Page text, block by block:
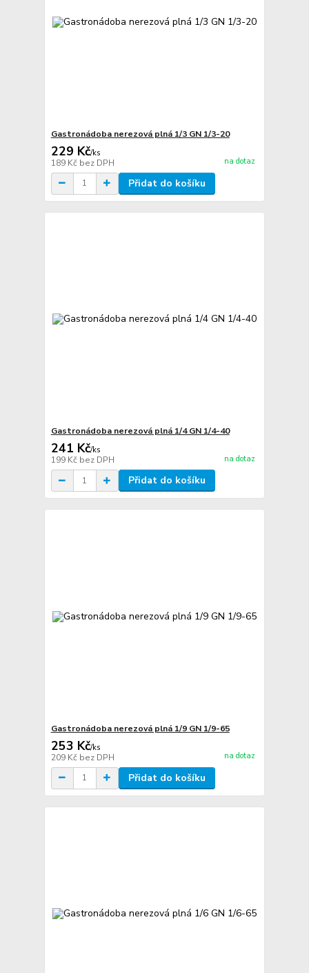
Gastronádoba nerezová plná 1/3 GN 1/3-20
229 Kč/ks
189 Kč bez DPH na dotaz
Přidat do košíku
Gastronádoba nerezová plná 1/4 GN 1/4-40
241 Kč/ks
199 Kč bez DPH na dotaz
Přidat do košíku
Gastronádoba nerezová plná 1/9 GN 1/9-65
253 Kč/ks
209 Kč bez DPH na dotaz
Přidat do košíku